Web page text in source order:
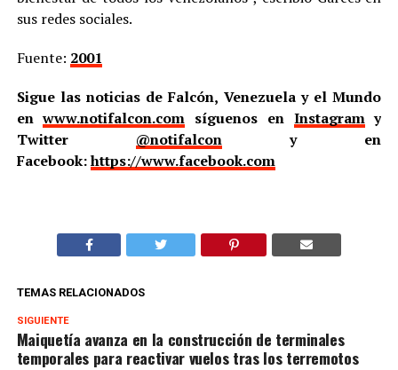
sus redes sociales.
Fuente: 2001
Sigue las noticias de Falcón, Venezuela y el Mundo
enwww.notifalcon.com síguenos en Instagramy
Twitter @notifalcony en
Facebook:https://www.facebook.com
TEMAS RELACIONADOS
SIGUIENTE
Maiquetía avanza en la construcción de terminales
temporales para reactivar vuelos tras los terremotos